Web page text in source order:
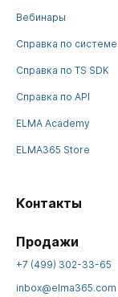
Вебинары
Справка по системе
Справка по TS SDK
Справка по API
ELMA Academy
ELMA365 Store
Контакты
Продажи
+7 (499) 302-33-65
inbox@elma365.com